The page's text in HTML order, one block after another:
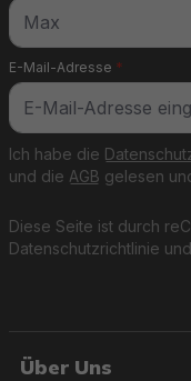
E-Mail-Adresse *
Diese Seite ist durch
Datenschutzrichtlinie und
Ich habe die
und die AGB gelesen
Über Uns